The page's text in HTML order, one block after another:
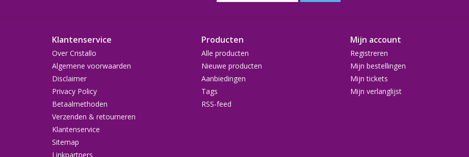
Klantenservice
Over Cristallo
Algemene voorwaarden
Disclaimer
Privacy Policy
Betaalmethoden
Verzenden & retourneren
Klantenservice
Sitemap
Linkpartners
Producten
Alle producten
Nieuwe producten
Aanbiedingen
Tags
RSS-feed
Mijn account
Registreren
Mijn bestellingen
Mijn tickets
Mijn verlanglijst